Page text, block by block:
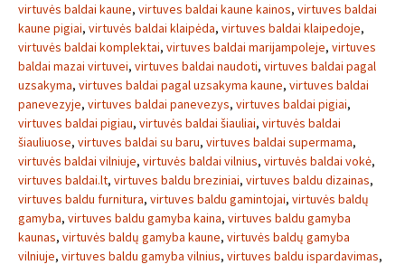
virtuvės baldai kaune, virtuves baldai kaune kainos, virtuves baldai
kaune pigiai, virtuvės baldai klaipėda, virtuves baldai klaipedoje,
virtuvės baldai komplektai, virtuves baldai marijampoleje, virtuves
baldai mazai virtuvei, virtuves baldai naudoti, virtuves baldai pagal
uzsakyma, virtuves baldai pagal uzsakyma kaune, virtuves baldai
panevezyje, virtuves baldai panevezys, virtuves baldai pigiai,
virtuves baldai pigiau, virtuvės baldai šiauliai, virtuvės baldai
šiauliuose, virtuves baldai su baru, virtuves baldai supermama,
virtuvės baldai vilniuje, virtuvės baldai vilnius, virtuvės baldai vokė,
virtuves baldai.lt, virtuves baldu breziniai, virtuves baldu dizainas,
virtuves baldu furnitura, virtuves baldu gamintojai, virtuvės baldų
gamyba, virtuves baldu gamyba kaina, virtuves baldu gamyba
kaunas, virtuvės baldų gamyba kaune, virtuvės baldų gamyba
vilniuje, virtuves baldu gamyba vilnius, virtuves baldu ispardavimas,